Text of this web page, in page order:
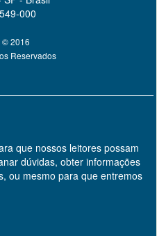
000
© 2016
Reservados
que nossos leitores possam
dúvidas, obter informações
ou mesmo para que entremos